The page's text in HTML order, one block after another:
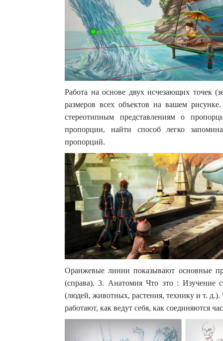
Работа на основе двух исчезающих точек
размеров всех объектов на вашем
стереотипным представлениям о
пропорции, найти способ легко
пропорций.
Оранжевые линии показывают основные
(справа). 3. Анатомия Что это : Изучение
(людей, животных, растения, технику и т.
работают, как ведут себя, как соединяются